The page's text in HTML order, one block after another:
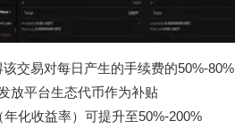
该交易对每日产生的手续费的50%-80%
放平台生态代币作为补贴
年化收益率）可提升至50%-200%